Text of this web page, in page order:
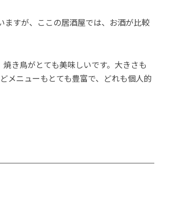
ますが、ここの居酒屋では、お酒が比較
き鳥がとても美味しいです。大きさも
メニューもとても豊富で、どれも個人的